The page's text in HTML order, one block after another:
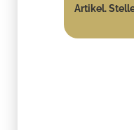
Artikel.